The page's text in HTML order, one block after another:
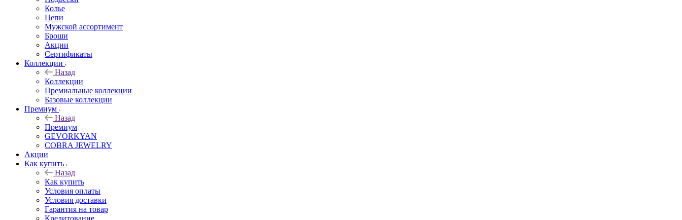
Колье
Цепи
Мужской ассортимент
Броши
Акции
Сертификаты
Коллекции
Назад
Коллекции
Премиальные коллекции
Базовые коллекции
Премиум
Назад
Премиум
GEVORKYAN
COBRA JEWELRY
Акции
Как купить
Назад
Как купить
Условия оплаты
Условия доставки
Гарантия на товар
Кредитование